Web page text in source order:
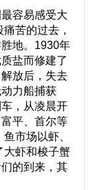
容易感受大
苦的过去，
地。1930年
盐而修建了
放后，失去
力船捕获
，从凌晨开
平、首尔等
市场以虾、
大虾和梭子蟹
的到来，其